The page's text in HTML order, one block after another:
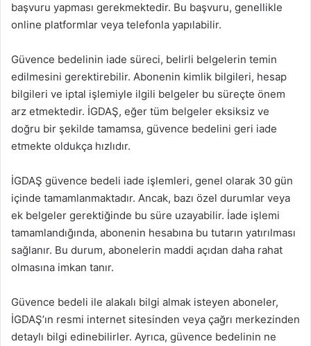
başvuru yapması gerekmektedir. Bu başvuru, genellikle
online platformlar veya telefonla yapılabilir.
Güvence bedelinin iade süreci, belirli belgelerin temin
edilmesini gerektirebilir. Abonenin kimlik bilgileri, hesap
bilgileri ve iptal işlemiyle ilgili belgeler bu süreçte önem
arz etmektedir. İGDAŞ, eğer tüm belgeler eksiksiz ve
doğru bir şekilde tamamsa, güvence bedelini geri iade
etmekte oldukça hızlıdır.
İGDAŞ güvence bedeli iade işlemleri, genel olarak 30 gün
içinde tamamlanmaktadır. Ancak, bazı özel durumlar veya
ek belgeler gerektiğinde bu süre uzayabilir. İade işlemi
tamamlandığında, abonenin hesabına bu tutarın yatırılması
sağlanır. Bu durum, abonelerin maddi açıdan daha rahat
olmasına imkan tanır.
Güvence bedeli ile alakalı bilgi almak isteyen aboneler,
İGDAŞ’ın resmi internet sitesinden veya çağrı merkezinden
detaylı bilgi edinebilirler. Ayrıca, güvence bedelinin ne